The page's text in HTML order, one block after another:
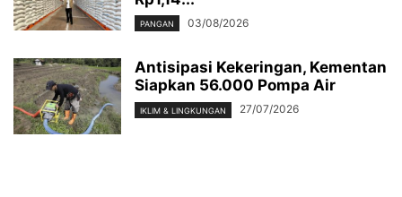
PANGAN 03/08/2026
Antisipasi Kekeringan, Kementan
Siapkan 56.000 Pompa Air
IKLIM & LINGKUNGAN 27/07/2026